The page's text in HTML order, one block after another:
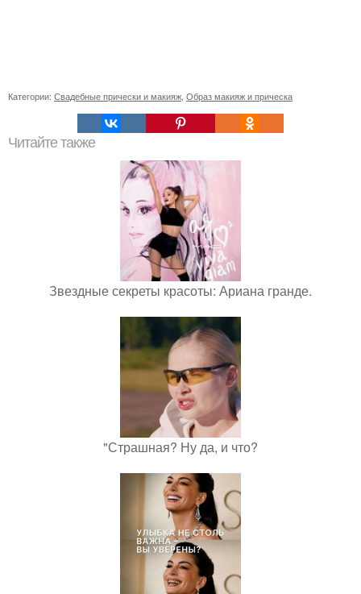
Категории: Свадебные прически и макияж Образ макияж и прическа
Читайте также
Звездные секреты красоты: Ариана гранде.
"Страшная? Ну да, и что?